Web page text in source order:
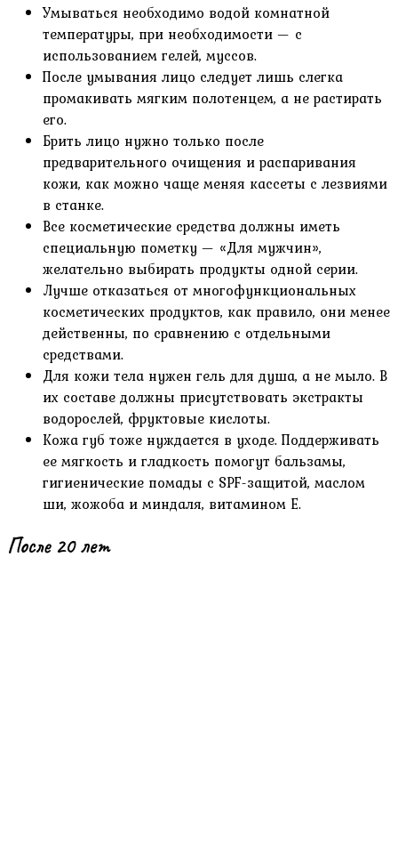
Умываться необходимо водой комнатной
температуры, при необходимости — с
использованием гелей, муссов.
После умывания лицо следует лишь слегка
промакивать мягким полотенцем, а не растирать
его.
Брить лицо нужно только после
предварительного очищения и распаривания
кожи, как можно чаще меняя кассеты с лезвиями
в станке.
Все косметические средства должны иметь
специальную пометку — «Для мужчин»,
желательно выбирать продукты одной серии.
Лучше отказаться от многофункциональных
косметических продуктов, как правило, они менее
действенны, по сравнению с отдельными
средствами.
Для кожи тела нужен гель для душа, а не мыло. В
их составе должны присутствовать экстракты
водорослей, фруктовые кислоты.
Кожа губ тоже нуждается в уходе. Поддерживать
ее мягкость и гладкость помогут бальзамы,
гигиенические помады с SPF-защитой, маслом
ши, жожоба и миндаля, витамином Е.
После 20 лет